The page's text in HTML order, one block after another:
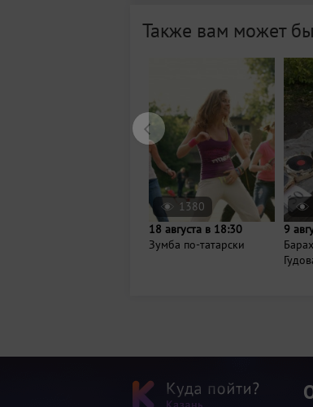
Также вам может
1380
18 августа в 18:30
Зумба по-татарски
9